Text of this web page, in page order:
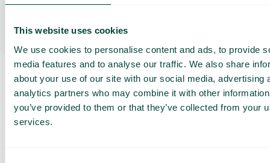
This website uses cookies
We use cookies to personalise content and ads, to provide
media features and to analyse our traffic. We also share
about your use of our site with our social media, advertising
analytics partners who may combine it with other
you’ve provided to them or that they’ve collected from your
services.
Håll ihop företagets telefoni, växel och
webbapp arbetar ni smidigt var ni än befinner er, utan
installationer.
Få en
skräddarsydd